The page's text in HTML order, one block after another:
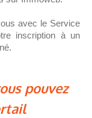
avec le Service
inscription à un
pouvez